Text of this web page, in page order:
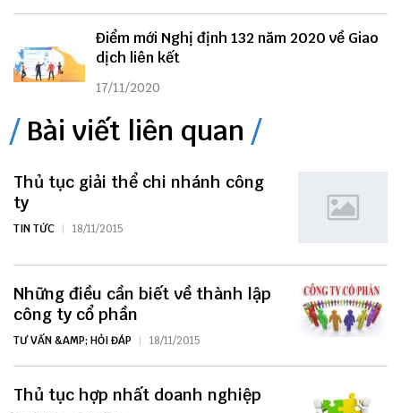
Điểm mới Nghị định 132 năm 2020 về Giao
dịch liên kết
17/11/2020
Bài viết liên quan
Thủ tục giải thể chi nhánh công
ty
TIN TỨC 18/11/2015
Những điều cần biết về thành lập
công ty cổ phần
TƯ VẤN &AMP; HỎI ĐÁP 18/11/2015
Thủ tục hợp nhất doanh nghiệp